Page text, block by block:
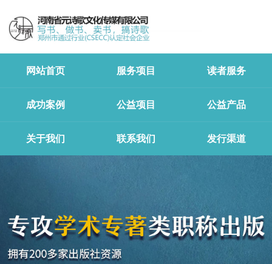
网站首页 服务项目 读者服务
成功案例 公益项目 公益产品
关于我们 联系我们 发行渠道